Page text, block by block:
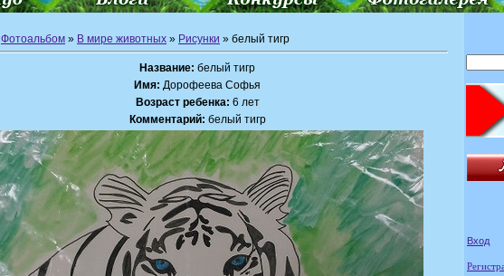
Фотоальбом » В мире животных » Рисунки » белый тигр
Название: белый тигр
Имя: Дорофеева Софья
Возраст ребенка: 6 лет
Комментарий: белый тигр
Вход